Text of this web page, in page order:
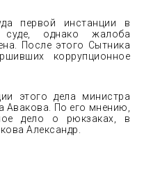
первой инстанции в
суде, однако жалоба
После этого Сытника
коррупционное
этого дела министра
Авакова. По его мнению,
дело о рюкзаках, в
Александр.